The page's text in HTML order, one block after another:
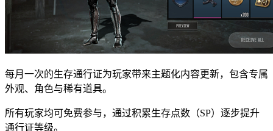
每月一次的生存通行证为玩家带来主题化内容更新，包含专属
外观、角色与稀有道具。
所有玩家均可免费参与，通过积累生存点数（SP）逐步提升
通行证等级。